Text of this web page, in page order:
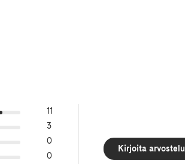
11
3
0
0
Kirjoita arvostelu